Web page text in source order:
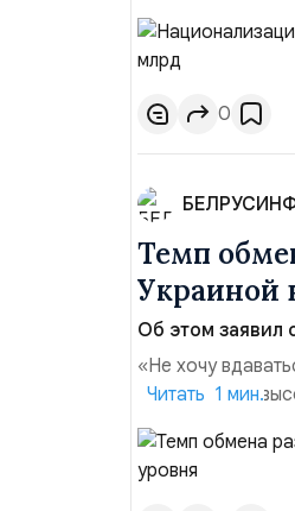
период 2025
транзакций,
слияний и
0
Темп
Украиной
Об этом заявил
«Не хочу
Марк Уорнер,
использование
наносить удары
Читать 1 мин.